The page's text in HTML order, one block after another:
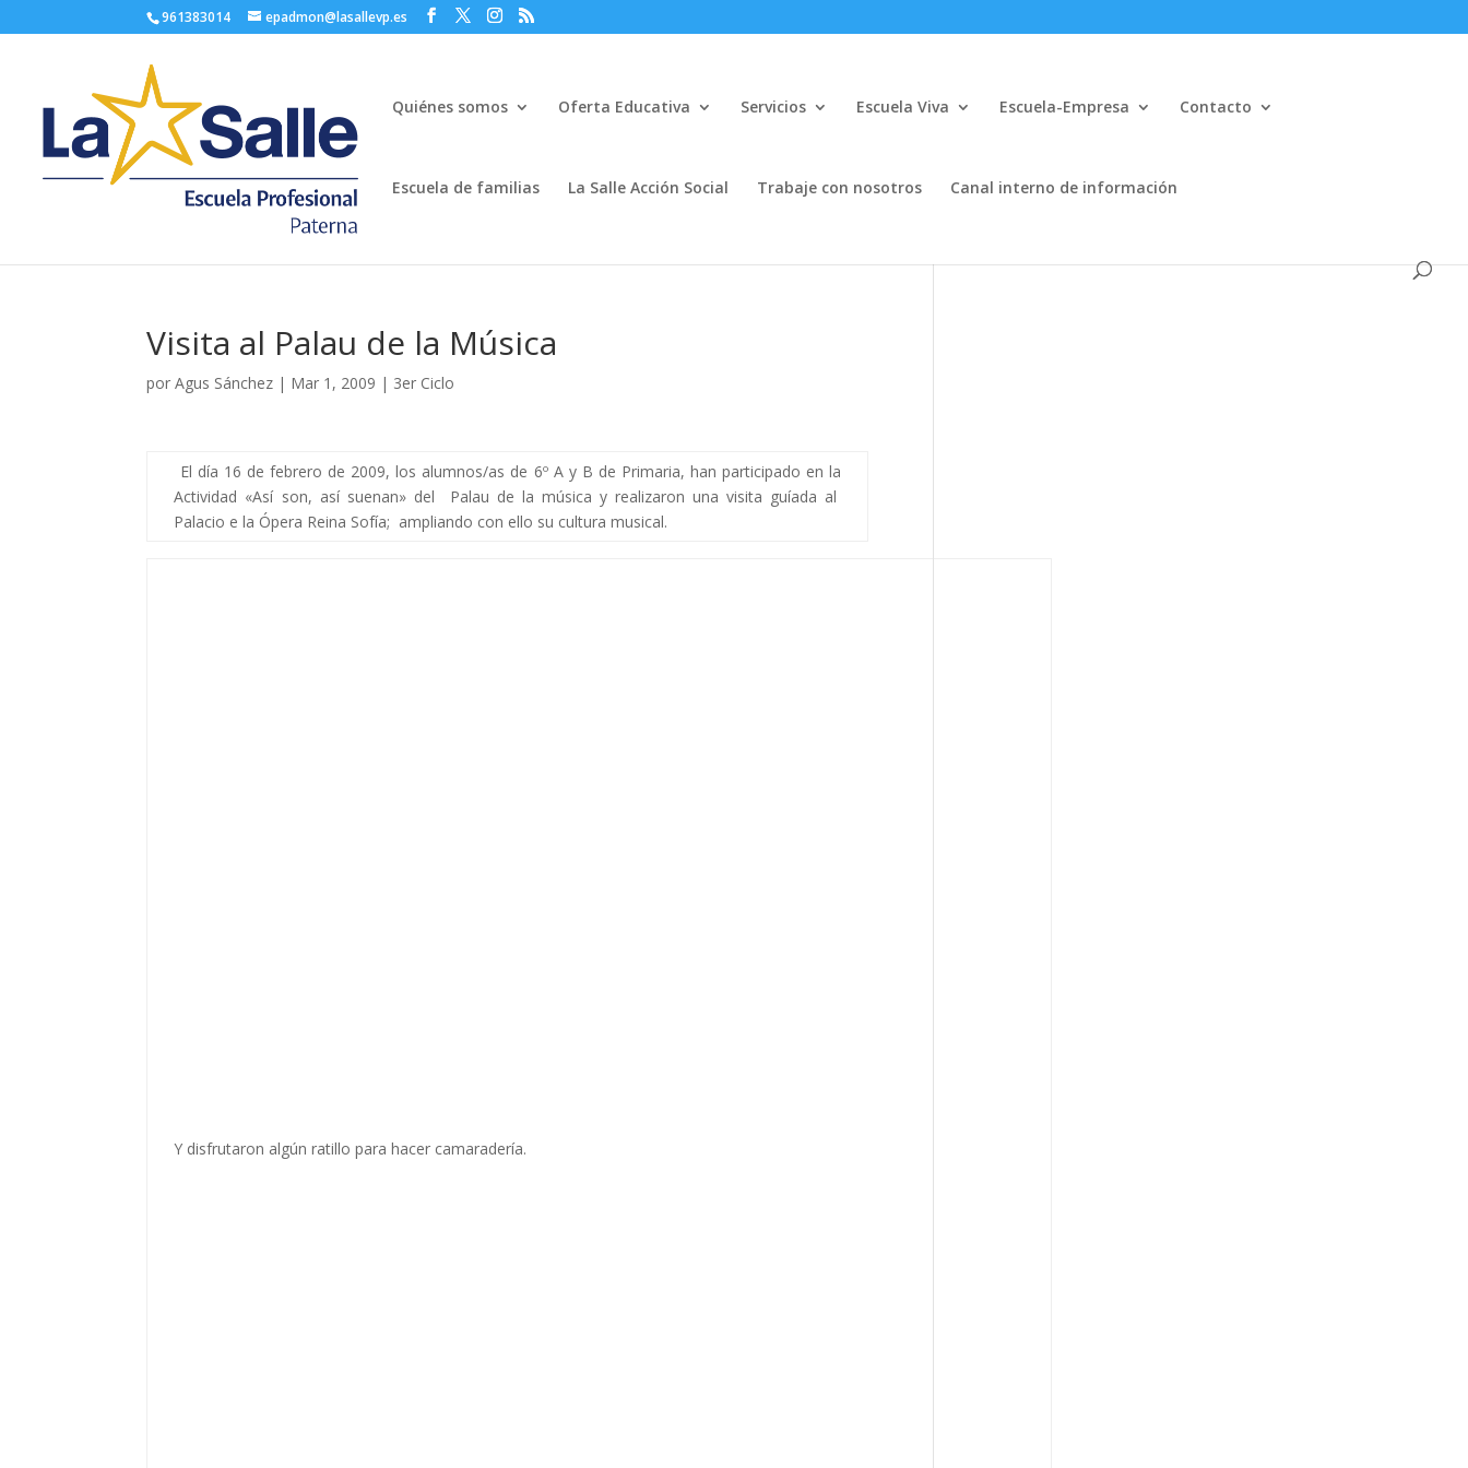
961383014 epadmon@lasallevp.es
Quiénes somos Oferta Educativa Servicios Escuela Viva Escuela-Empresa Contacto
Escuela de familias La Salle Acción Social Trabaje con nosotros Canal interno de información
Visita al Palau de la Música
porAgus Sánchez | Mar 1, 2009 | 3er Ciclo
El día 16 de febrero de 2009, los alumnos/as de 6º A y B de Primaria, han participado en la
Actividad «Así son, así suenan» del Palau de la música y realizaron una visita guíada al
Palacio e la Ópera Reina Sofía; ampliando con ello su cultura musical.
Y disfrutaron algún ratillo para hacer camaradería.